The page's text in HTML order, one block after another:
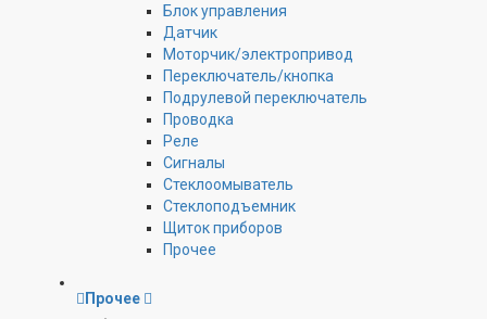
Блок управления
Датчик
Моторчик/электропривод
Переключатель/кнопка
Подрулевой переключатель
Проводка
Реле
Сигналы
Стеклоомыватель
Стеклоподъемник
Щиток приборов
Прочее
Прочее